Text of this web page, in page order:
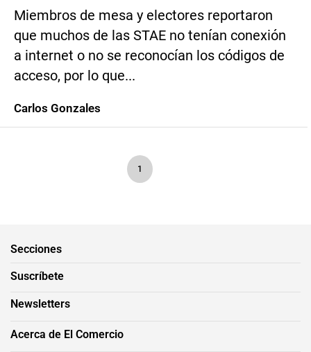
Miembros de mesa y electores reportaron
que muchos de las STAE no tenían conexión
a internet o no se reconocían los códigos de
acceso, por lo que...
Carlos Gonzales
1
Secciones
Suscríbete
Newsletters
Acerca de El Comercio